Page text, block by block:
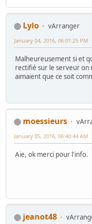
Lylo
vArranger
January 04, 2016, 06:01:25 PM
Malheureusement si et
rectifié sur le serveur on
aimaient que ce soit
moessieurs
January 05, 2016, 06:40:44 AM
Aie, ok merci pour l'info.
jeanot48